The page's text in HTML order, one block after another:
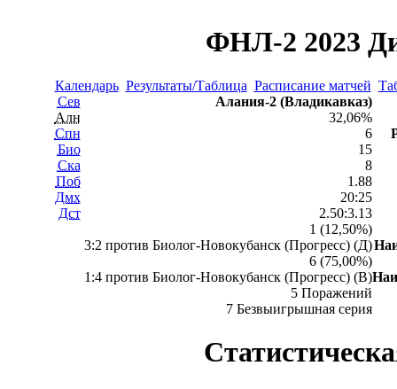
ФНЛ-2 2023
Календарь Результаты/Таблица Расписание матчей
Сев
Алн
Спн
Био
Ска
Поб
Дмх
Дст
Алания-2 (Владикавказ)
32,06%
6
15
8
1.88
20:25
2.50:3.13
1 (12,50%)
3:2 против Биолог-Новокубанск (Прогресс) (Д)
6 (75,00%)
1:4 против Биолог-Новокубанск (Прогресс) (В)
5 Поражений
7 Безвыигрышная серия